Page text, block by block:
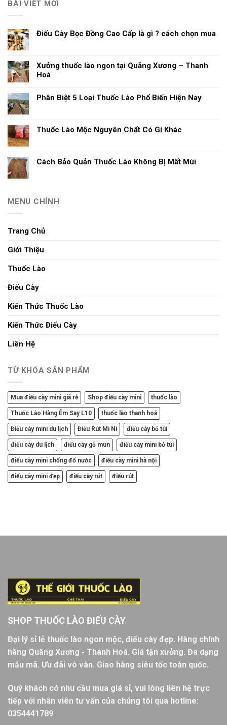
BÀI VIẾT MỚI
Điếu Cày Bọc Đồng Cao Cấp là gì ? cách chọn mua
Xưởng thuốc lào ngon tại Quảng Xương – Thanh
Hoá
Phân Biệt 5 Loại Thuốc Lào Phổ Biến Hiện Nay
Thuốc Lào Mộc Nguyên Chất Có Gì Khác
Cách Bảo Quản Thuốc Lào Không Bị Mất Mùi
MENU CHÍNH
Trang Chủ
Giới Thiệu
Thuốc Lào
Điếu Cày
Kiến Thức Thuốc Lào
Kiến Thức Điếu Cày
Liên Hệ
TỪ KHÓA SẢN PHẨM
Mua điếu cày mini giá rẻ Shop điếu cày mini thuốc lào
Thuốc Lào Hàng Êm Say L10 thuốc lào thanh hoá
Điếu cày mini du lịch Điếu Rút Mi Ni điếu cày bỏ túi
điếu cày du lịch điếu cày gỗ mun điếu cày mini bỏ túi
điếu cày mini chống đổ nước điếu cày mini hà nội
điếu cày mini đẹp điếu cày rút điếu rút
SHOP THUỐC LÀO ĐIẾU CÀY
Đại lý sỉ lẻ thuốc lào ngon mộc, điếu cày đẹp. Hàng chính
hãng Quãng Xương - Thanh Hoá. Giá tận xưởng. Đa dạng
mẫu mã. Ưu đãi vô vàn. Giao hàng siêu tốc toàn quốc.
Quý khách có nhu cầu mua giá sỉ, vui lòng liên hệ trực
tiếp với nhân viên tư vấn của chúng tôi qua hotline:
0354441789